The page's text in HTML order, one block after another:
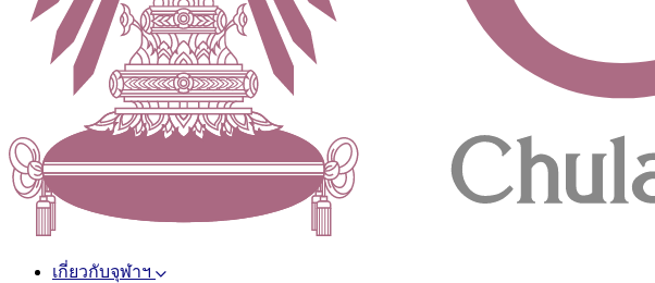
เกี่ยวกับจุฬาฯ